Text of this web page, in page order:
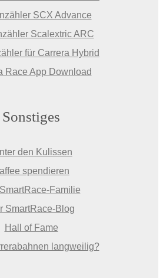
SCX Advance
Scalextric ARC
für Carrera Hybrid
Race App Download
Sonstiges
den Kulissen
spendieren
Familie
SmartRace-Blog
Hall of Fame
langweilig?